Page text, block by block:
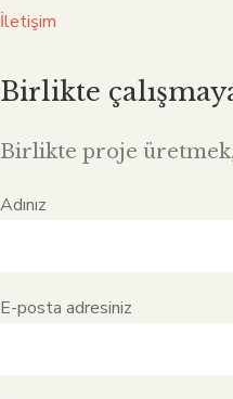
İletişim
Birlikte
Birlikte proje üretmek,
Adınız
E-posta adresiniz